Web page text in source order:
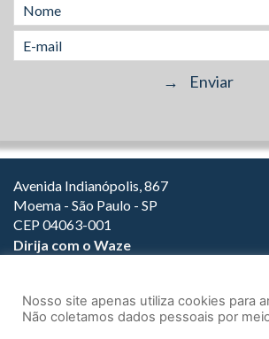
Avenida Indianópolis, 867
Moema - São Paulo - SP
CEP 04063-001
Dirija com o Waze
(11) 3147-1800
Nosso site apenas utiliza cookies para
Não coletamos dados pessoais por